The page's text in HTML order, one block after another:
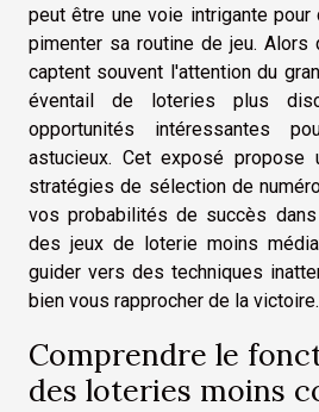
peut être une voie intrigante pour
pimenter sa routine de jeu.
captent souvent l'attention du
éventail de loteries plus
opportunités intéressantes
astucieux. Cet exposé propose
stratégies de sélection de
vos probabilités de succès
des jeux de loterie moins
guider vers des techniques
bien vous rapprocher de la victoire.
Comprendre le
des loteries moins